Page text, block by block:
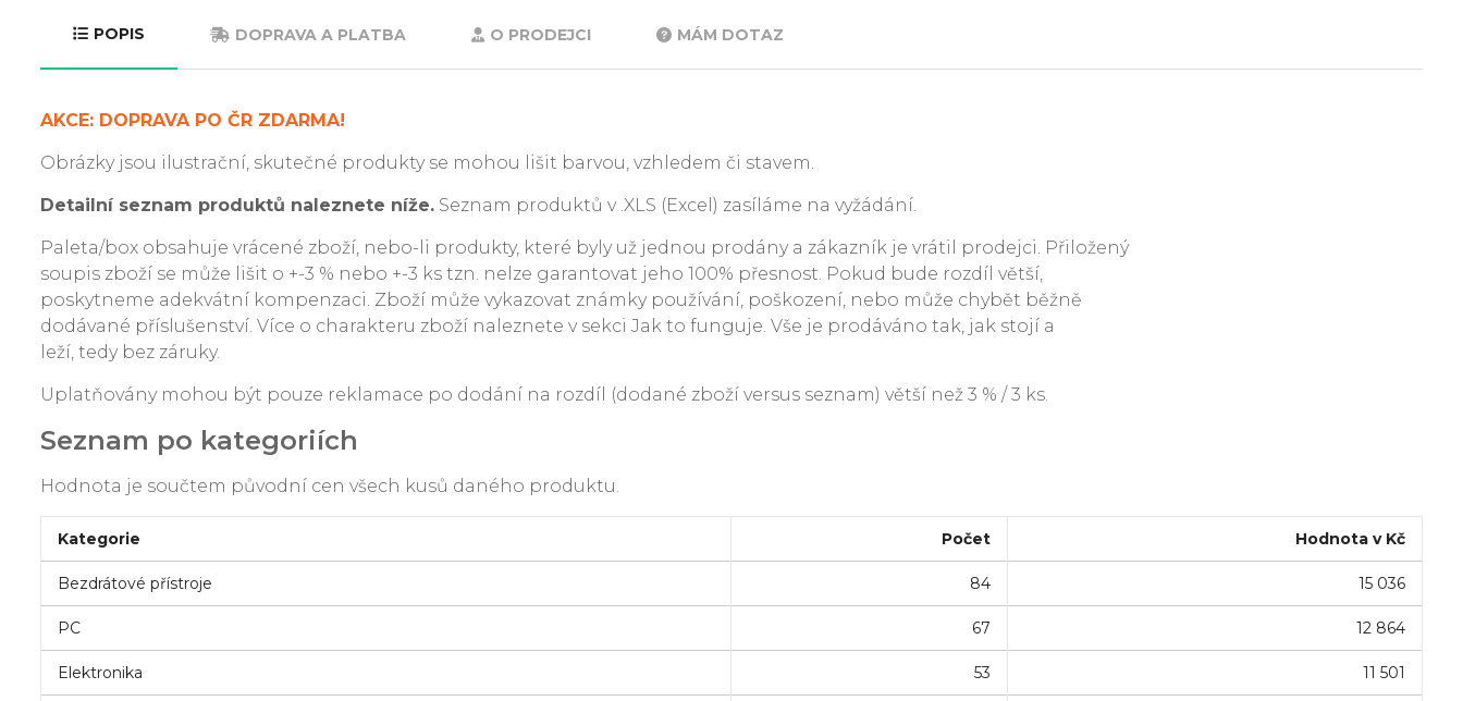
POPIS DOPRAVA A PLATBA O PRODEJCI MÁM DOTAZ
AKCE: DOPRAVA PO ČR ZDARMA!
Obrázky jsou ilustrační, skutečné produkty se mohou lišit barvou, vzhledem či stavem.
Detailní seznam produktů naleznete níže. Seznam produktů v .XLS (Excel) zasíláme na vyžádání.
Paleta/box obsahuje vrácené zboží, nebo-li produkty, které byly už jednou prodány a zákazník je vrátil prodejci. Přiložený
soupis zboží se může lišit o +-3 % nebo +-3 ks tzn. nelze garantovat jeho 100% přesnost. Pokud bude rozdíl větší,
poskytneme adekvátní kompenzaci. Zboží může vykazovat známky používání, poškození, nebo může chybět běžně
dodávané příslušenství. Více o charakteru zboží naleznete v sekci Jak to funguje. Vše je prodáváno tak, jak stojí a
leží, tedy bez záruky.
Uplatňovány mohou být pouze reklamace po dodání na rozdíl (dodané zboží versus seznam) větší než 3 % / 3 ks.
Seznam po kategoriích
Hodnota je součtem původní cen všech kusů daného produktu.
Kategorie Počet Hodnota v Kč
Bezdrátové přístroje 84 15 036
PC 67 12 864
Elektronika 53 11 501